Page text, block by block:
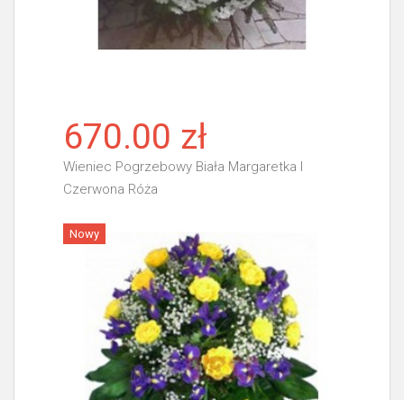
670.00 zł
Wieniec Pogrzebowy Biała Margaretka I
Czerwona Róża
Więcej
Nowy